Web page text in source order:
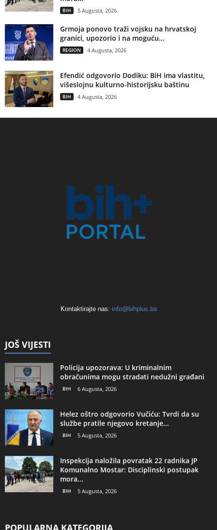
BIH 5 Augusta, 2026
Grmoja ponovo traži vojsku na hrvatskoj
granici, upozorio i na moguću...
REGION 4 Augusta, 2026
Efendić odgovorio Dodiku: BiH ima vlastitu,
višeslojnu kulturno-historijsku baštinu
BIH 4 Augusta, 2026
Kontaktirajte nas: info@bihplus.ba
JOŠ VIJESTI
Policija upozorava: U kriminalnim
obračunima mogu stradati nedužni građani
BIH 6 Augusta, 2026
Helez oštro odgovorio Vučiću: Tvrdi da su
službe pratile njegovo kretanje...
BIH 5 Augusta, 2026
Inspekcija naložila povratak 22 radnika JP
Komunalno Mostar: Disciplinski postupak
mora...
BIH 5 Augusta, 2026
POPULARNA KATEGORIJA